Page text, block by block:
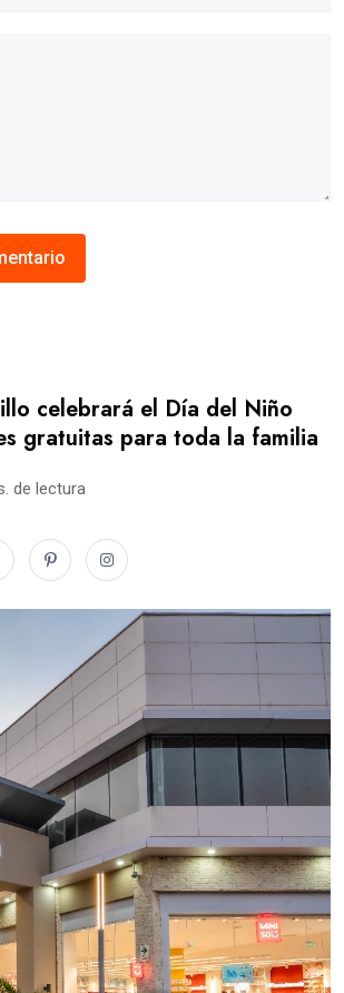
celebrará el Día del Niño
gratuitas para toda la familia
de lectura